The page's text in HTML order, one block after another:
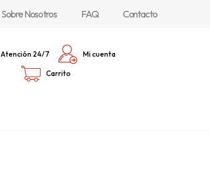
Sobre Nosotros FAQ Contacto
Atención 24/7 Mi cuenta
Carrito